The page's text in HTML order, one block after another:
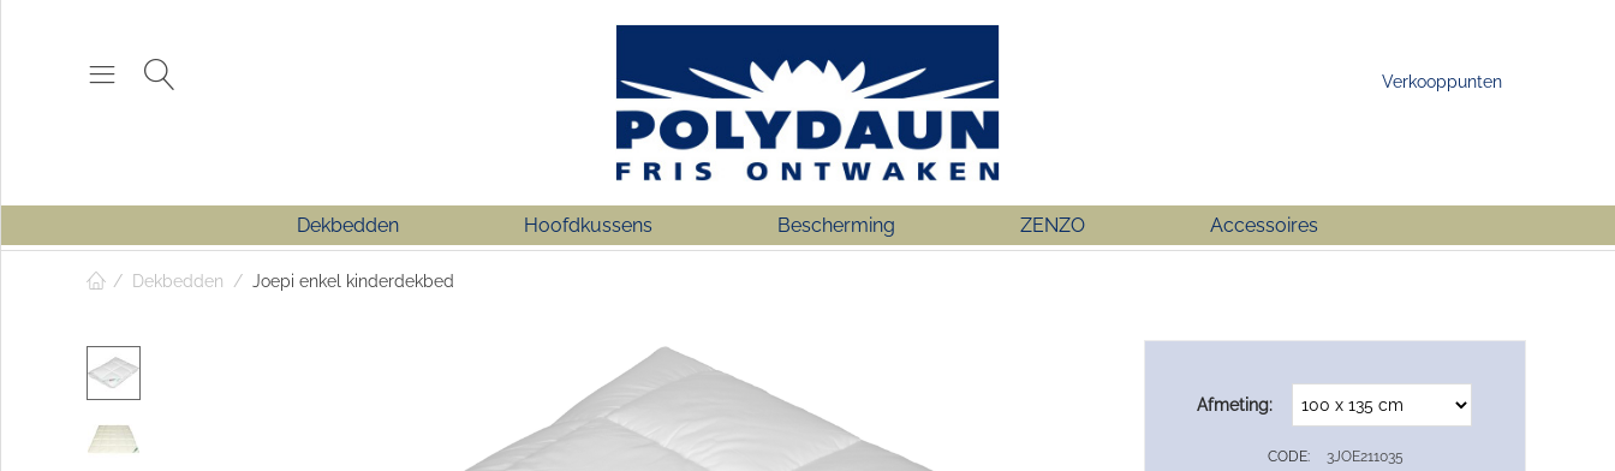
Verkooppunten
Dekbedden Hoofdkussens Bescherming ZENZO Accessoires
/ Dekbedden / Joepi enkel kinderdekbed
Afmeting:
CODE: 3JOE211035